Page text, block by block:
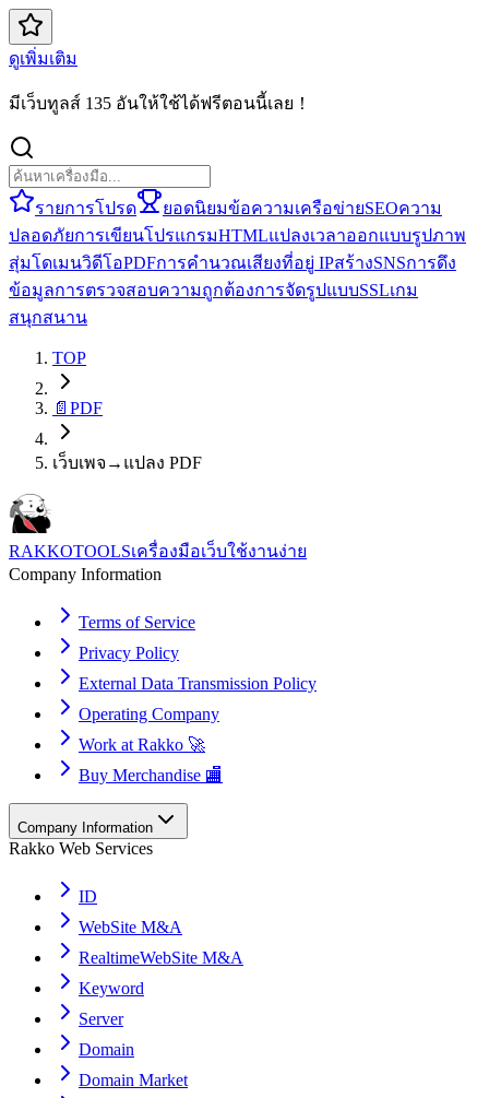
ดูเพิ่มเติม
มีเว็บทูลส์ 135 อันให้ใช้ได้ฟรีตอนนี้เลย！
รายการโปรด ยอดนิยมข้อความเครือข่ายSEOความ
ปลอดภัยการเขียนโปรแกรมHTMLแปลงเวลาออกแบบรูปภาพ
สุ่มโดเมนวิดีโอPDFการคำนวณเสียงที่อยู่ IPสร้างSNSการดึง
ข้อมูลการตรวจสอบความถูกต้องการจัดรูปแบบSSLเกม
สนุกสนาน
TOP
📄 PDF
เว็บเพจ→แปลง PDF
RAKKOTOOLSเครื่องมือเว็บใช้งานง่าย
Company Information
Terms of Service
Privacy Policy
External Data Transmission Policy
Operating Company
Work at Rakko 🚀
Buy Merchandise 🏬
Company Information
Rakko Web Services
ID
WebSite M&A
RealtimeWebSite M&A
Keyword
Server
Domain
Domain Market